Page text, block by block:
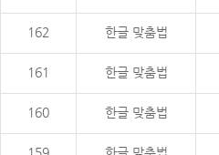
162 한글 맞춤법
161 한글 맞춤법
160 한글 맞춤법